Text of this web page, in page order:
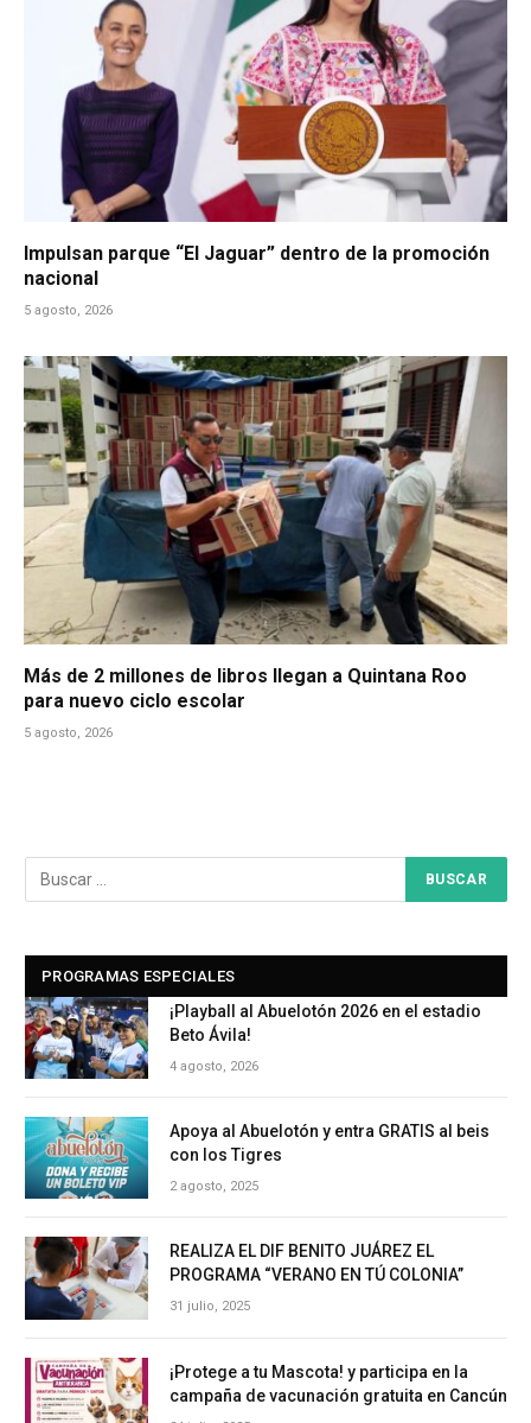
Impulsan parque “El Jaguar” dentro de la promoción
nacional
5 agosto, 2026
Más de 2 millones de libros llegan a Quintana Roo
para nuevo ciclo escolar
5 agosto, 2026
PROGRAMAS ESPECIALES
¡Playball al Abuelotón 2026 en el estadio
Beto Ávila!
4 agosto, 2026
Apoya al Abuelotón y entra GRATIS al beis
con los Tigres
2 agosto, 2025
REALIZA EL DIF BENITO JUÁREZ EL
PROGRAMA “VERANO EN TÚ COLONIA”
31 julio, 2025
¡Protege a tu Mascota! y participa en la
campaña de vacunación gratuita en Cancún